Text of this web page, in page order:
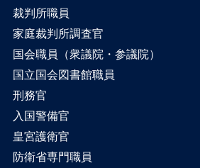
裁判所職員
家庭裁判所調査官
国会職員（衆議院・参議院）
国立国会図書館職員
刑務官
入国警備官
皇宮護衛官
防衛省専門職員